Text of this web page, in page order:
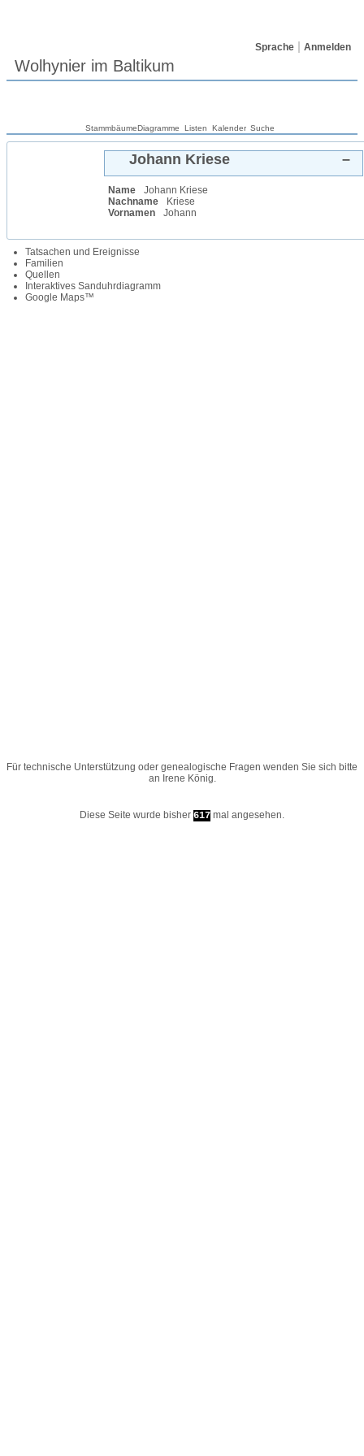
Sprache Anmelden
Wolhynier im Baltikum
StammbäumeDiagramme Listen Kalender Suche
Johann Kriese –
Name Johann Kriese
Nachname
Kriese
Vornamen
Johann
Tatsachen und Ereignisse
Familien
Quellen
Interaktives Sanduhrdiagramm
Google Maps™
Für technische Unterstützung oder genealogische Fragen wenden Sie sich bitte
an Irene König.
Diese Seite wurde bisher 617 mal angesehen.